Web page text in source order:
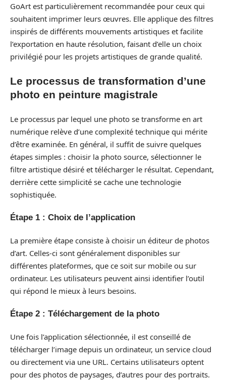
GoArt est particulièrement recommandée pour ceux qui
souhaitent imprimer leurs œuvres. Elle applique des filtres
inspirés de différents mouvements artistiques et facilite
l’exportation en haute résolution, faisant d’elle un choix
privilégié pour les projets artistiques de grande qualité.
Le processus de transformation d’une
photo en peinture magistrale
Le processus par lequel une photo se transforme en art
numérique relève d’une complexité technique qui mérite
d’être examinée. En général, il suffit de suivre quelques
étapes simples : choisir la photo source, sélectionner le
filtre artistique désiré et télécharger le résultat. Cependant,
derrière cette simplicité se cache une technologie
sophistiquée.
Étape 1 : Choix de l’application
La première étape consiste à choisir un éditeur de photos
d’art. Celles-ci sont généralement disponibles sur
différentes plateformes, que ce soit sur mobile ou sur
ordinateur. Les utilisateurs peuvent ainsi identifier l’outil
qui répond le mieux à leurs besoins.
Étape 2 : Téléchargement de la photo
Une fois l’application sélectionnée, il est conseillé de
télécharger l’image depuis un ordinateur, un service cloud
ou directement via une URL. Certains utilisateurs optent
pour des photos de paysages, d’autres pour des portraits.